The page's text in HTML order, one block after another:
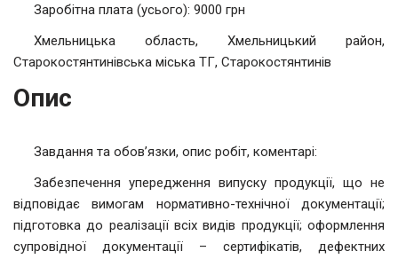
Заробітна плата (усього): 9000 грн
Хмельницька область, Хмельницький район,
Старокостянтинівська міська ТГ, Старокостянтинів
Опис
Завдання та обов’язки, опис робіт, коментарі:
Забезпечення упередження випуску продукції, що не
відповідає вимогам нормативно-технічної документації;
підготовка до реалізації всіх видів продукції; оформлення
супровідної документації – сертифікатів, дефектних